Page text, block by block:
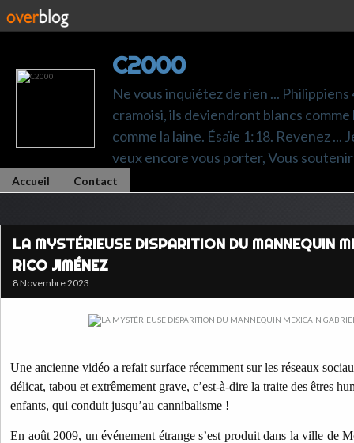
C2000
Ne vous inquiétez de rien ...
cramoisi, ils deviendront blancs
comme la laine. Ésaïe 1:18. Revenez
veux encore vous porter, Vous
Accueil Contact
LA MYSTÉRIEUSE DISPARITION DU MANNEQUIN
RICO JIMÉNEZ
8 Novembre 2023
Une ancienne vidéo a refait surface récemment sur les réseaux
délicat, tabou et extrêmement grave, c’est-à-dire la traite des êtres
enfants, qui conduit jusqu’au cannibalisme !
En août 2009, un événement étrange s’est produit dans la ville de